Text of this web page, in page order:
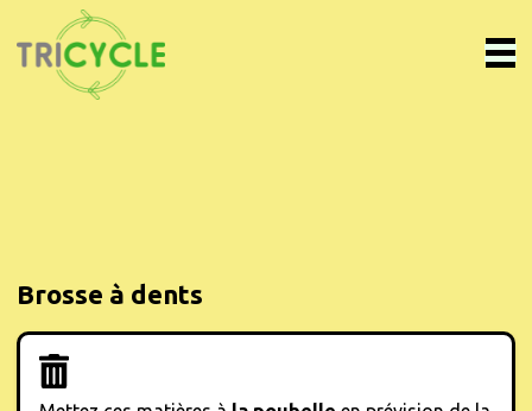
Brosse à dents